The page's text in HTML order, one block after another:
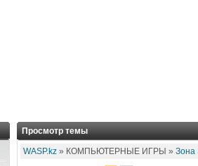
Просмотр темы
WASP.kz » КОМПЬЮТЕРНЫЕ ИГРЫ » Зона